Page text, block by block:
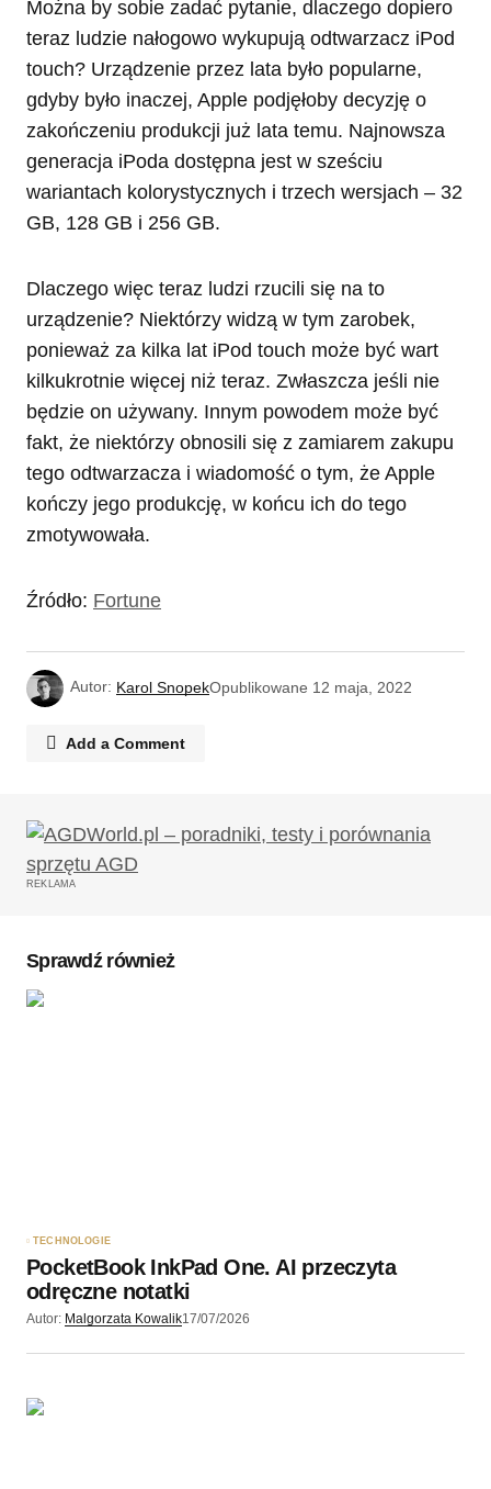
Można by sobie zadać pytanie, dlaczego dopiero
teraz ludzie nałogowo wykupują odtwarzacz iPod
touch? Urządzenie przez lata było popularne,
gdyby było inaczej, Apple podjęłoby decyzję o
zakończeniu produkcji już lata temu. Najnowsza
generacja iPoda dostępna jest w sześciu
wariantach kolorystycznych i trzech wersjach – 32
GB, 128 GB i 256 GB.
Dlaczego więc teraz ludzi rzucili się na to
urządzenie? Niektórzy widzą w tym zarobek,
ponieważ za kilka lat iPod touch może być wart
kilkukrotnie więcej niż teraz. Zwłaszcza jeśli nie
będzie on używany. Innym powodem może być
fakt, że niektórzy obnosili się z zamiarem zakupu
tego odtwarzacza i wiadomość o tym, że Apple
kończy jego produkcję, w końcu ich do tego
zmotywowała.
Źródło: Fortune
Autor: Karol SnopekOpublikowane 12 maja, 2022
Add a Comment
Twój adres email nie zostanie opublikowany.
Wymagane pola są oznaczone
Wyślij komentarz
REKLAMA
Sprawdź również
TECHNOLOGIE
PocketBook InkPad One. AI przeczyta
odręczne notatki
Autor: Malgorzata Kowalik17/07/2026